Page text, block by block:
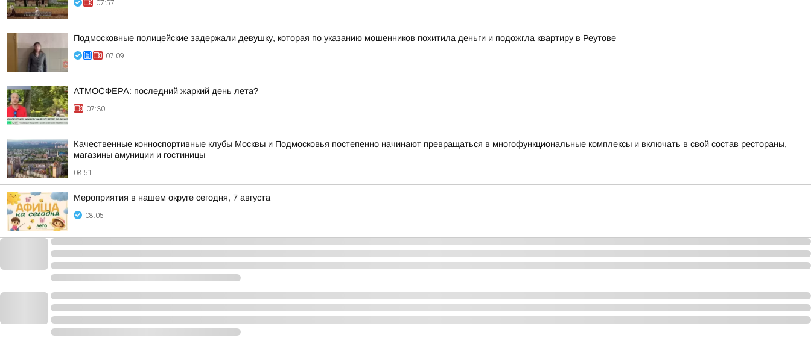
07:57
Подмосковные полицейские задержали девушку, которая по указанию мошенников похитила деньги и подожгла квартиру в Реутове
07:09
АТМОСФЕРА: последний жаркий день лета?
07:30
Качественные конноспортивные клубы Москвы и Подмосковья постепенно начинают превращаться в многофункциональные комплексы и включать в свой состав рестораны,
магазины амуниции и гостиницы
08:51
Мероприятия в нашем округе сегодня, 7 августа
08:05